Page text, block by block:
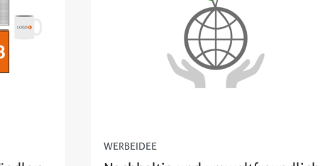
WERBEIDEE